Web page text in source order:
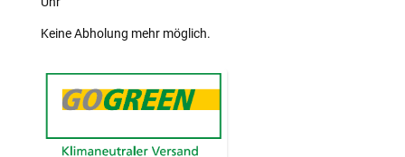
Keine Abholung mehr möglich.